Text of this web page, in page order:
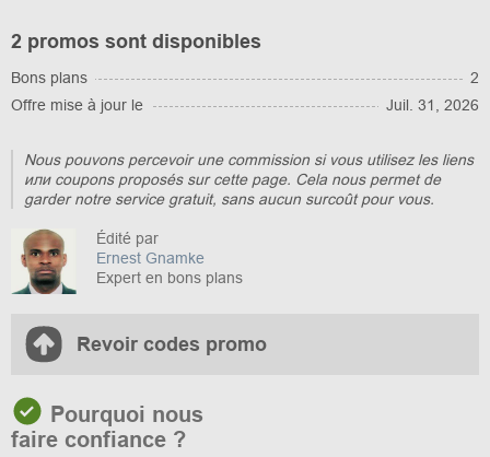
2 promos sont disponibles
Bons plans
2
Offre mise à jour le
Juil. 31, 2026
Nous pouvons percevoir une commission si vous utilisez les liens
или coupons proposés sur cette page. Cela nous permet de
garder notre service gratuit, sans aucun surcoût pour vous.
Édité par
Ernest Gnamke
Expert en bons plans
Revoir codes promo
Pourquoi nous
faire confiance ?